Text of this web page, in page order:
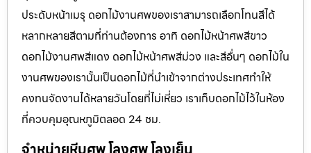
ประดับหน้าเมรุ ดอกไม้งานศพของเราสามารถเลือกโทนสีได้
หลากหลายสีตามที่ท่านต้องการ อาทิ ดอกไม้หน้าศพสีขาว
ดอกไม้งานศพสีแดง ดอกไม้หน้าศพสีม่วง และสีอื่นๆ ดอกไม้ใน
งานศพของเรานั้นเป็นดอกไม้ที่นำเข้าจากต่างประเทศทำให้
คงทนจัดงานได้หลายวันโดยที่ไม่เหี่ยว เราเก็บดอกไม้ไว้ในห้อง
ที่ควบคุมอุณหภูมิตลอด 24 ชม.